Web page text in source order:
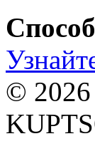
© 2026